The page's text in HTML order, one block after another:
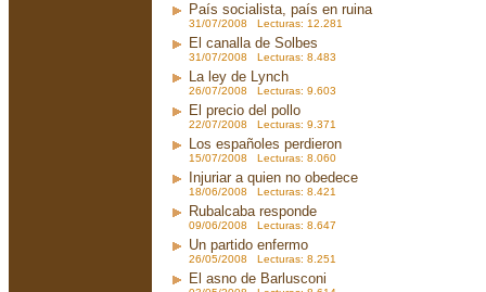
País socialista, país en ruina
31/07/2008 Lecturas: 12.281
El canalla de Solbes
31/07/2008 Lecturas: 8.483
La ley de Lynch
26/07/2008 Lecturas: 9.603
El precio del pollo
22/07/2008 Lecturas: 9.371
Los españoles perdieron
15/07/2008 Lecturas: 8.060
Injuriar a quien no obedece
18/06/2008 Lecturas: 8.421
Rubalcaba responde
09/06/2008 Lecturas: 8.647
Un partido enfermo
26/05/2008 Lecturas: 8.251
El asno de Barlusconi